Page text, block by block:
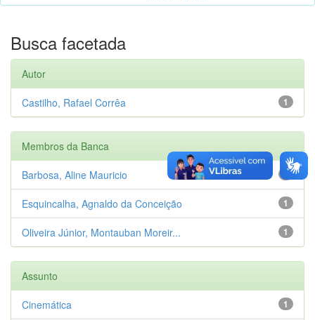
Busca facetada
Autor
1
Castilho, Rafael Corrêa
Membros da Banca
1
Barbosa, Aline Mauricio
1
Esquincalha, Agnaldo da Conceição
1
Oliveira Júnior, Montauban Moreir...
Assunto
1
Cinemática